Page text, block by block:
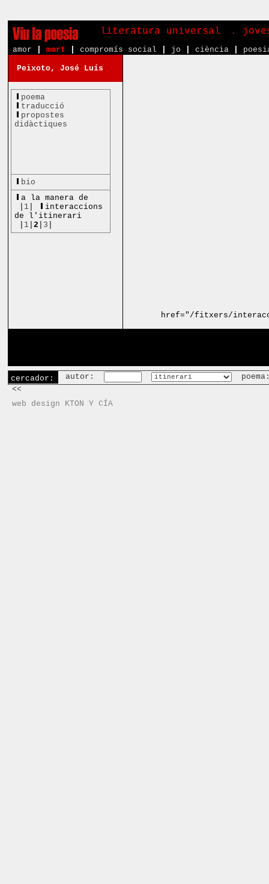
literatura universal .
amor mort compromís social jo ciència
Peixoto, José Luís
poema
traducció
propostes
didàctiques
bio
a la manera de
1
interaccions
de l'itinerari
1 |2 3
href="/fitxers/
cercador: autor:
<<
web design KTON Y CÍA